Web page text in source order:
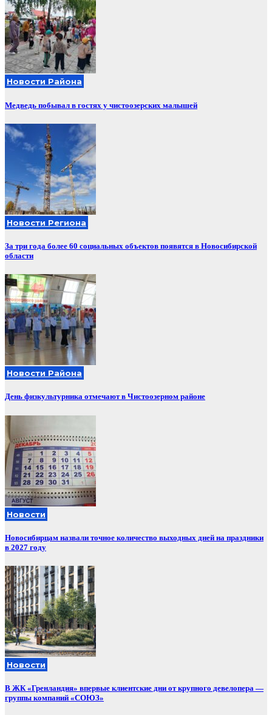
Новости Района
Медведь побывал в гостях у чистоозерских малышей
Новости Региона
За три года более 60 социальных объектов появятся в Новосибирской
области
Новости Района
День физкультурника отмечают в Чистоозерном районе
Новости
Новосибирцам назвали точное количество выходных дней на праздники
в 2027 году
Новости
В ЖК «Гренландия» впервые клиентские дни от крупного девелопера —
группы компаний «СОЮЗ»